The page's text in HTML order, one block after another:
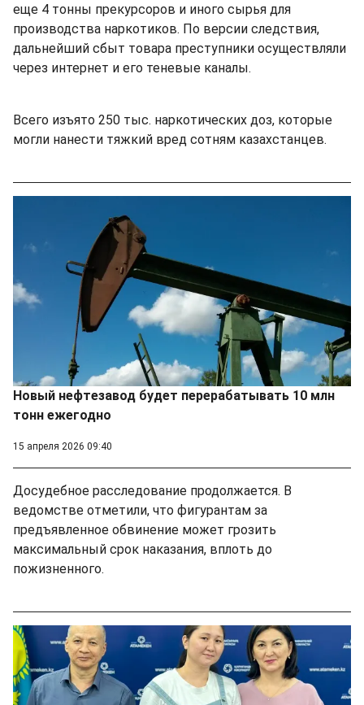
еще 4 тонны прекурсоров и иного сырья для
производства наркотиков. По версии следствия,
дальнейший сбыт товара преступники осуществляли
через интернет и его теневые каналы.
Всего изъято 250 тыс. наркотических доз, которые
могли нанести тяжкий вред сотням казахстанцев.
Новый нефтезавод будет перерабатывать 10 млн
тонн ежегодно
15 апреля 2026 09:40
Досудебное расследование продолжается. В
ведомстве отметили, что фигурантам за
предъявленное обвинение может грозить
максимальный срок наказания, вплоть до
пожизненного.